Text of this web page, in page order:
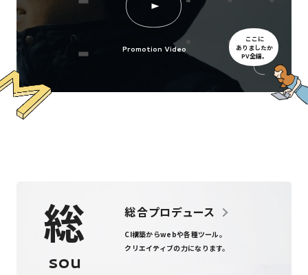
Promotion Video
ここに
ありましたか
PV全編。
総
sou
総合プロデュース
CI構築からwebや各種ツール。
クリエイティブの力になります。